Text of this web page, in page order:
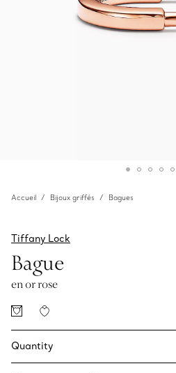
Accueil Bijoux griffés Bagues
Tiffany Lock
Bague
en or rose
Quantity